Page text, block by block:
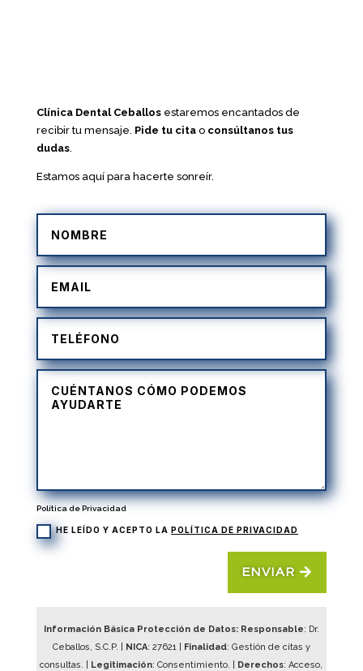
Clínica Dental Ceballosestaremos encantados de
recibir tu mensaje. Pide tu citao consúltanos tus
dudas.
Estamos aquí para hacerte sonreír.
Política de Privacidad
HE LEÍDO Y ACEPTO LA POLÍTICA DE PRIVACIDAD
ENVIAR
Información Básica Protección de Datos: Responsable: Dr.
Ceballos, S.C.P. |
NICA: 27621| Finalidad: Gestión de citas y
consultas. |
Legitimación: Consentimiento. | Derechos: Acceso,